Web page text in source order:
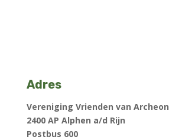
Adres
Vereniging Vrienden van Archeon
2400 AP Alphen a/d Rijn
Postbus 600